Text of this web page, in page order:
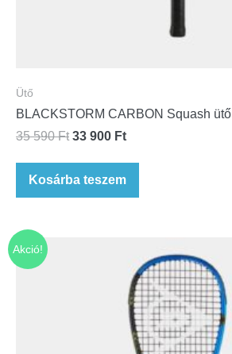
Ütő
BLACKSTORM CARBON Squash ütő
35 590Ft 33 900 Ft
Kosárba teszem
Akció!